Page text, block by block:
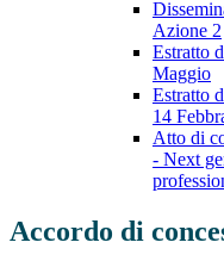
Azione 2
Estratto
Maggio
Estratto
14
Atto di
- Next
Accordo di